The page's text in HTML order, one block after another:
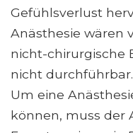
Gefühlsverlust
Anästhesie wären
nicht-chirurgische
nicht durchführbar.
Um eine
können, muss der